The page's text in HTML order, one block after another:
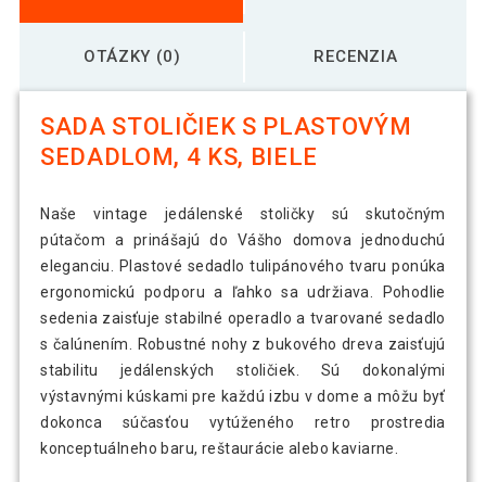
OTÁZKY (0) RECENZIA
SADA STOLIČIEK S PLASTOVÝM
SEDADLOM, 4 KS, BIELE
Naše vintage jedálenské stoličky sú skutočným
pútačom a prinášajú do Vášho domova jednoduchú
eleganciu. Plastové sedadlo tulipánového tvaru ponúka
ergonomickú podporu a ľahko sa udržiava. Pohodlie
sedenia zaisťuje stabilné operadlo a tvarované sedadlo
s čalúnením. Robustné nohy z bukového dreva zaisťujú
stabilitu jedálenských stoličiek. Sú dokonalými
výstavnými kúskami pre každú izbu v dome a môžu byť
dokonca súčasťou vytúženého retro prostredia
konceptuálneho baru, reštaurácie alebo kaviarne.